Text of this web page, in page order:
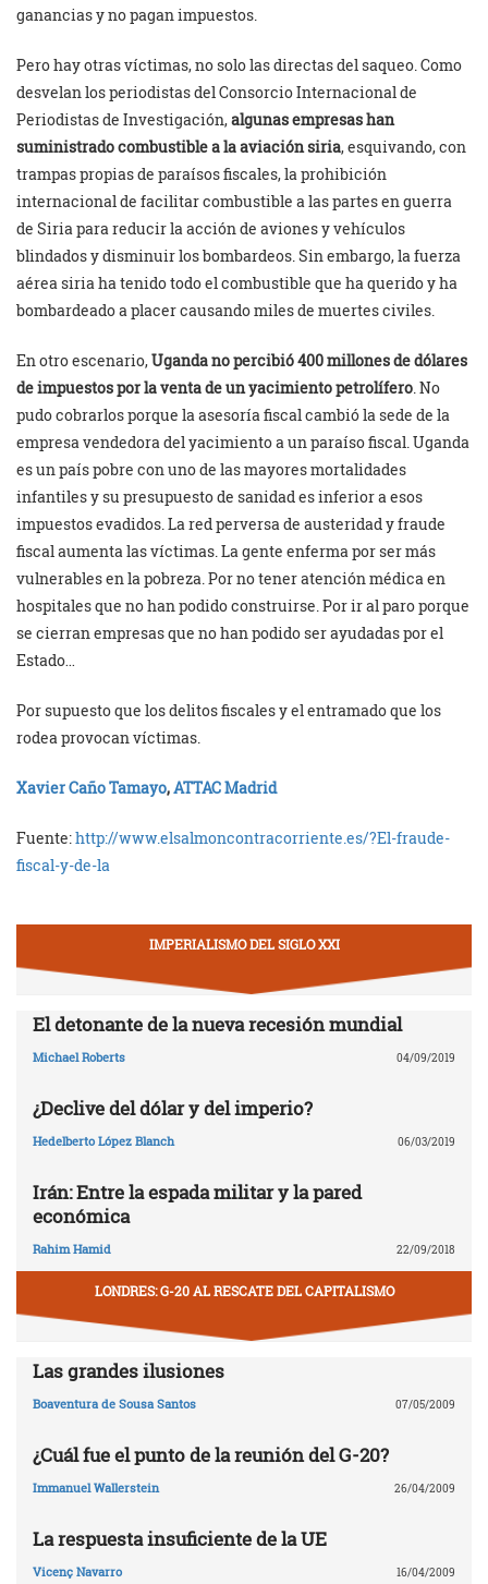
ganancias y no pagan impuestos.
Pero hay otras víctimas, no solo las directas del saqueo. Como
desvelan los periodistas del Consorcio Internacional de
Periodistas de Investigación,algunas empresas han
suministrado combustible a la aviación siria, esquivando, con
trampas propias de paraísos fiscales, la prohibición
internacional de facilitar combustible a las partes en guerra
de Siria para reducir la acción de aviones y vehículos
blindados y disminuir los bombardeos. Sin embargo, la fuerza
aérea siria ha tenido todo el combustible que ha querido y ha
bombardeado a placer causando miles de muertes civiles.
En otro escenario,Uganda no percibió 400 millones de dólares
de impuestos por la venta de un yacimiento petrolífero. No
pudo cobrarlos porque la asesoría fiscal cambió la sede de la
empresa vendedora del yacimiento a un paraíso fiscal. Uganda
es un país pobre con uno de las mayores mortalidades
infantiles y su presupuesto de sanidad es inferior a esos
impuestos evadidos. La red perversa de austeridad y fraude
fiscal aumenta las víctimas. La gente enferma por ser más
vulnerables en la pobreza. Por no tener atención médica en
hospitales que no han podido construirse. Por ir al paro porque
se cierran empresas que no han podido ser ayudadas por el
Estado…
Por supuesto que los delitos fiscales y el entramado que los
rodea provocan víctimas.
Xavier Caño Tamayo,ATTAC Madrid
Fuente:http://www.elsalmoncontracorriente.es/?El-fraude-
fiscal-y-de-la
IMPERIALISMO DEL SIGLO XXI
El detonante de la nueva recesión mundial
Michael Roberts 04/09/2019
¿Declive del dólar y del imperio?
Hedelberto López Blanch 06/03/2019
Irán: Entre la espada militar y la pared
económica
Rahim Hamid 22/09/2018
LONDRES: G-20 AL RESCATE DEL CAPITALISMO
Las grandes ilusiones
Boaventura de Sousa Santos 07/05/2009
¿Cuál fue el punto de la reunión del G-20?
Immanuel Wallerstein 26/04/2009
La respuesta insuficiente de la UE
Vicenç Navarro 16/04/2009